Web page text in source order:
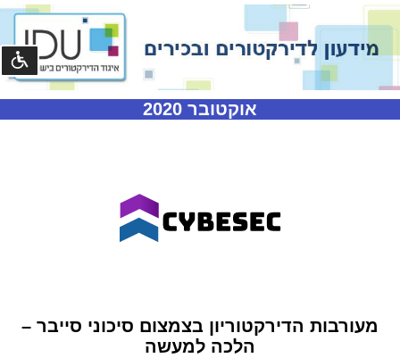
אוקטובר 2020
מעורבות הדירקטוריון בצמצום סיכוני סייבר –
הלכה למעשה